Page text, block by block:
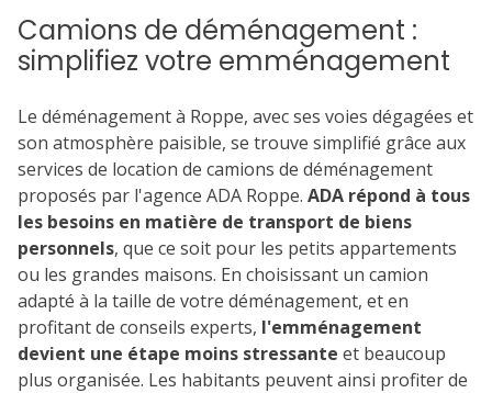
Camions de déménagement :
simplifiez votre emménagement
Le déménagement à Roppe, avec ses voies dégagées et
son atmosphère paisible, se trouve simplifié grâce aux
services de location de camions de déménagement
proposés par l'agence ADA Roppe. ADA répond à tous
les besoins en matière de transport de biens
personnels, que ce soit pour les petits appartements
ou les grandes maisons. En choisissant un camion
adapté à la taille de votre déménagement, et en
profitant de conseils experts, l'emménagement
devient une étape moins stressante et beaucoup
plus organisée. Les habitants peuvent ainsi profiter de